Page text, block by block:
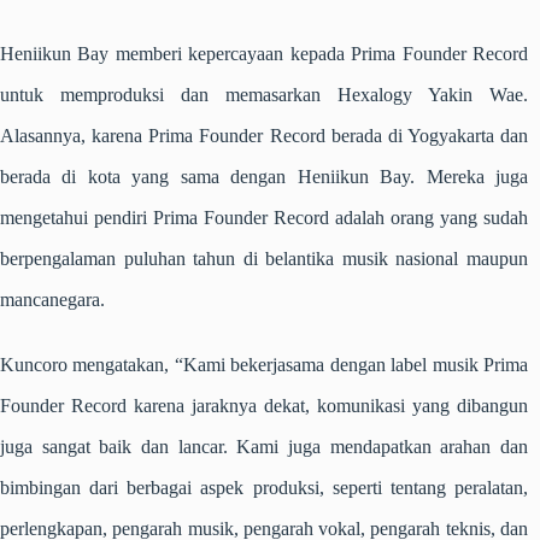
Heniikun Bay memberi kepercayaan kepada Prima Founder Record
untuk memproduksi dan memasarkan Hexalogy Yakin Wae.
Alasannya, karena Prima Founder Record berada di Yogyakarta dan
berada di kota yang sama dengan Heniikun Bay. Mereka juga
mengetahui pendiri Prima Founder Record adalah orang yang sudah
berpengalaman puluhan tahun di belantika musik nasional maupun
mancanegara.
Kuncoro mengatakan, “Kami bekerjasama dengan label musik Prima
Founder Record karena jaraknya dekat, komunikasi yang dibangun
juga sangat baik dan lancar. Kami juga mendapatkan arahan dan
bimbingan dari berbagai aspek produksi, seperti tentang peralatan,
perlengkapan, pengarah musik, pengarah vokal, pengarah teknis, dan